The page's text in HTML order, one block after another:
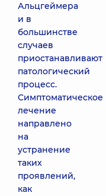
Альцгеймера
и в
большинстве
случаев
приостанавливают
патологический
процесс.
Симптоматическое
лечение
направлено
на
устранение
таких
проявлений,
как